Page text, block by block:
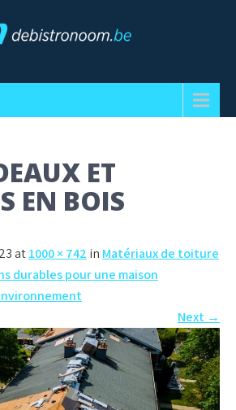
ET
EN BOIS
at1000 × 742 in Matériaux de toiture
durables pour une maison
Next →